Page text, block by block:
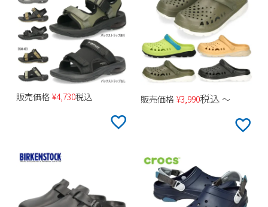
販売価格 ¥4,730税込 販売価格 ¥3,990税込 〜